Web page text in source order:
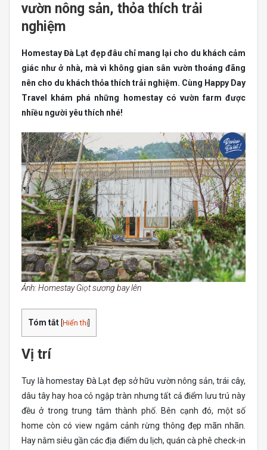
vườn nông sản, thỏa thích trải
nghiệm
Homestay Đà Lạt đẹp đâu chỉ mang lại cho du khách cảm
giác như ở nhà, mà vì không gian sân vườn thoáng đãng
nên cho du khách thỏa thích trải nghiệm. Cùng Happy Day
Travel khám phá những homestay có vườn farm được
nhiều người yêu thích nhé!
Ảnh: Homestay Giọt sương bay lên
Tóm tắt Hiển thị
Vị trí
Tuy là homestay Đà Lạt đẹp sở hữu vườn nông sản, trái cây,
dâu tây hay hoa cỏ ngập tràn nhưng tất cả điểm lưu trú này
đều ở trong trung tâm thành phố. Bên cạnh đó, một số
home còn có view ngắm cảnh rừng thông đẹp mãn nhãn.
Hay nằm siêu gần các địa điểm du lịch, quán cà phê check-in